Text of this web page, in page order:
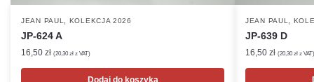
JEAN PAUL, KOLEKCJA 2026
JP-624 A
16,50 zł (20,30 zł z VAT)
JEAN PAUL,
JP-639 D
16,50 zł (20,30 zł z VAT)